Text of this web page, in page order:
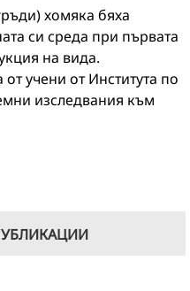
хомяка бяха
си среда при първата
на вида.
учени от Института по
изследвания към